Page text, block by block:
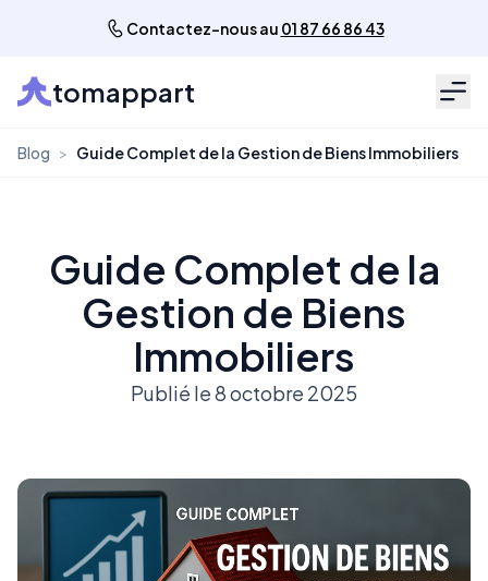
Contactez-nous au 01 87 66 86 43
tomappart
Blog > Guide Complet de la Gestion de Biens Immobiliers
Guide Complet de la
Gestion de Biens
Immobiliers
Publié le 8 octobre 2025